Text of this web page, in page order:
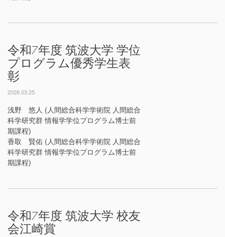
令和7年度 筑波大学 学位
プログラム優秀学生表
彰
2026.03.25
浅野 悠人 (人間総合科学学術院 人間総合
科学研究群 情報学学位プログラム博士前
期課程)
香取 賢佑 (人間総合科学学術院 人間総合
科学研究群 情報学学位プログラム博士前
期課程)
令和7年度 筑波大学 校友
会江崎賞